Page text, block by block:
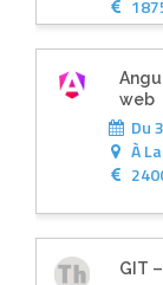
web
Du
À
GIT